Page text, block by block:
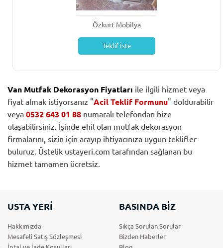
Özkurt Mobilya
Teklif İste
Van Mutfak Dekorasyon Fiyatları ile ilgili hizmet veya
fiyat almak istiyorsanız "Acil Teklif Formunu" doldurabilir
veya 0532 643 01 88 numaralı telefondan bize
ulaşabilirsiniz. İşinde ehil olan mutfak dekorasyon
firmalarını, sizin için arayıp ihtiyacınıza uygun teklifler
buluruz. Üstelik ustayeri.com tarafından sağlanan bu
hizmet tamamen ücretsiz.
USTA YERİ
Hakkımızda
Mesafeli Satış Sözleşmesi
BASINDA BİZ
Sıkça Sorulan Sorular
Bizden Haberler